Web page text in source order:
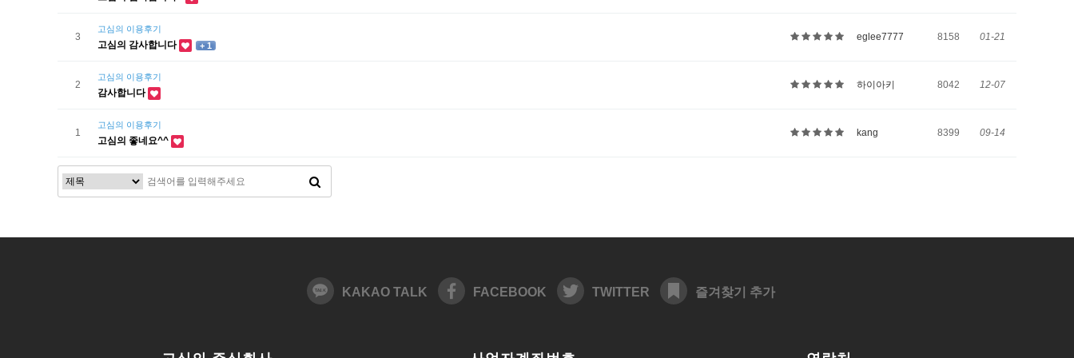
3
고심의 이용후기
고심의 감사합니다 + 1
eglee7777 8158 01-21
2
고심의 이용후기
감사합니다
하이아키 8042 12-07
1
고심의 이용후기
고심의 좋네요^^
kang 8399 09-14
KAKAO TALK FACEBOOK TWITTER 즐겨찾기 추가